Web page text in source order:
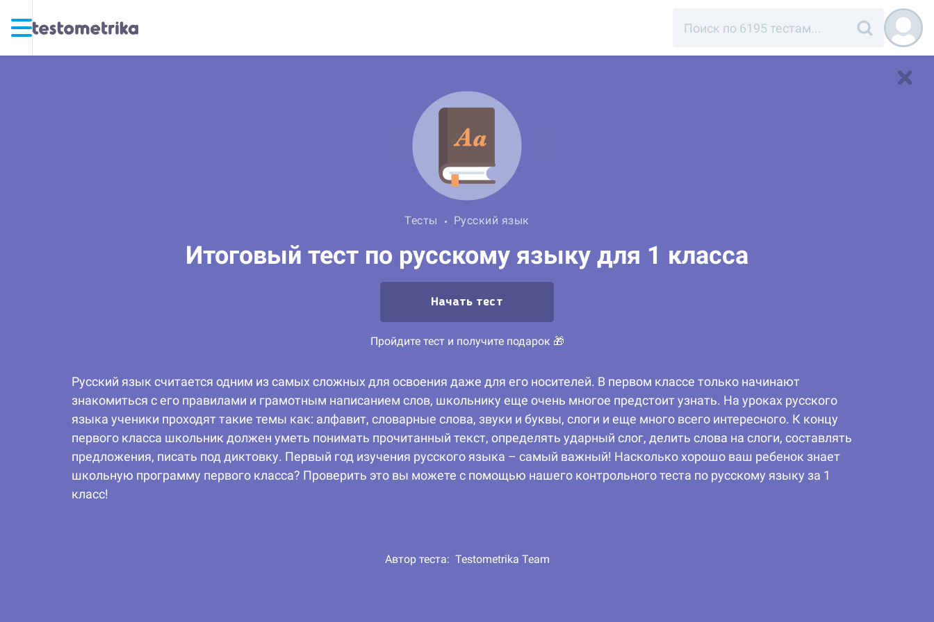
Тесты Русский язык
Итоговый тест по русскому языку для 1 класса
Начать тест
Пройдите тест и получите подарок 🎁
Русский язык считается одним из самых сложных для освоения даже для его носителей. В первом классе только начинают
знакомиться с его правилами и грамотным написанием слов, школьнику еще очень многое предстоит узнать. На уроках русского
языка ученики проходят такие темы как: алфавит, словарные слова, звуки и буквы, слоги и еще много всего интересного. К концу
первого класса школьник должен уметь понимать прочитанный текст, определять ударный слог, делить слова на слоги, составлять
предложения, писать под диктовку. Первый год изучения русского языка – самый важный! Насколько хорошо ваш ребенок знает
школьную программу первого класса? Проверить это вы можете с помощью нашего контрольного теста по русскому языку за 1
класс!
Автор теста: Testometrika Team